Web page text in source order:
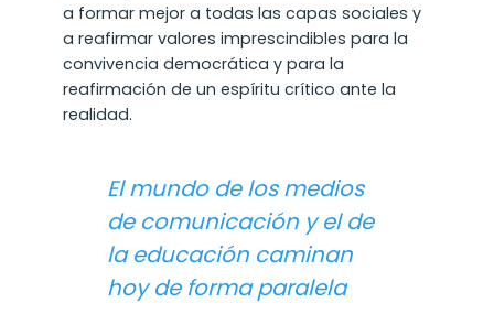
a formar mejor a todas las capas sociales y
a reafirmar valores imprescindibles para la
convivencia democrática y para la
reafirmación de un espíritu crítico ante la
realidad.
El mundo de los medios
de comunicación y el de
la educación caminan
hoy de forma paralela